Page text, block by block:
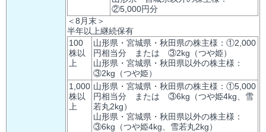
②5,000円分
＜8月末＞
半年以上継続保有
100
株以
上
山形県・宮城県・秋田県の株主様：①2,000
円相当分 または ③2kg（つや姫）
山形県・宮城県・秋田県以外の株主様：
③2kg（つや姫）
1,000
株以
上
山形県・宮城県・秋田県の株主様：①5,000
円相当分 または ③6kg（つや姫4kg、雪
若丸2kg）
山形県・宮城県・秋田県以外の株主様：
③6kg（つや姫4kg、雪若丸2kg）